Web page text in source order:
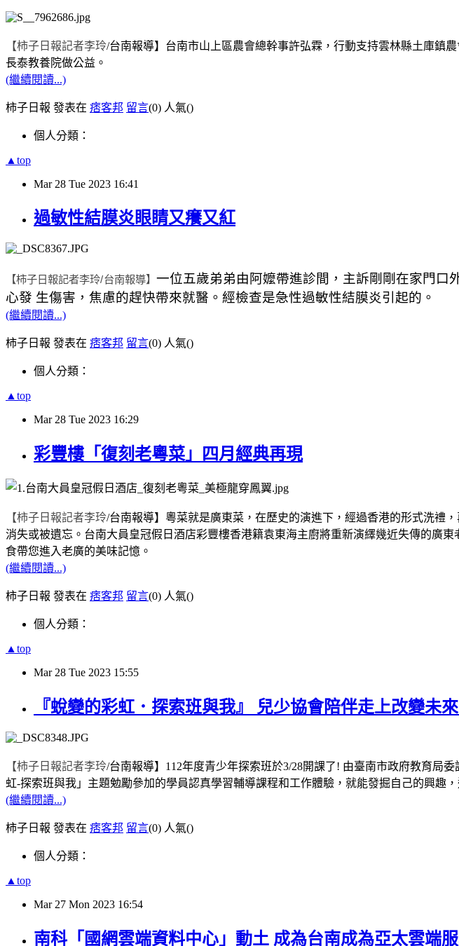
【柿子日報記者李玲/台南報導】 台南市山上區農會總幹事許弘霖，行動支持雲林縣土庫鎮
長泰教養院做公益。
(繼續閱讀...)
柿子日報 發表在 痞客邦 留言(0) 人氣()
個人分類：
▲top
Mar 28 Tue 2023 16:41
過敏性結膜炎眼睛又癢又紅
【柿子日報記者李玲/台南報導】 一位五歲弟弟由阿嬤帶進診間，主訴剛剛在家門口
心發 生傷害，焦慮的趕快帶來就醫。經檢查是急性過敏性結膜炎引起的。
(繼續閱讀...)
柿子日報 發表在 痞客邦 留言(0) 人氣()
個人分類：
▲top
Mar 28 Tue 2023 16:29
彩豐樓「復刻老粵菜」四月經典再現
【柿子日報記者李玲/台南報導】 粵菜就是廣東菜，在歷史的演進下，經過香港的形式洗禮
消失或被遺忘。台南大員皇冠假日酒店彩豐樓香港籍袁東海主廚將重新演繹幾近失傳的廣東
食帶您進入老廣的美味記憶。
(繼續閱讀...)
柿子日報 發表在 痞客邦 留言(0) 人氣()
個人分類：
▲top
Mar 28 Tue 2023 15:55
『蛻變的彩虹．探索班與我』 兒少協會陪伴走上改變未
【柿子日報記者李玲/台南報導】 112年度青少年探索班於3/28開課了! 由臺南市政府教育局
虹-探索班與我」主題勉勵參加的學員認真學習輔導課程和工作體驗，就能發掘自己的興趣
(繼續閱讀...)
柿子日報 發表在 痞客邦 留言(0) 人氣()
個人分類：
▲top
Mar 27 Mon 2023 16:54
南科「國網雲端資料中心」動土 成為台南成為亞太雲端